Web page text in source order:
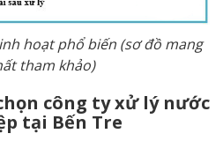
hoạt phổ biến (sơ đồ mang
tham khảo)
công ty xử lý nước
tại Bến Tre